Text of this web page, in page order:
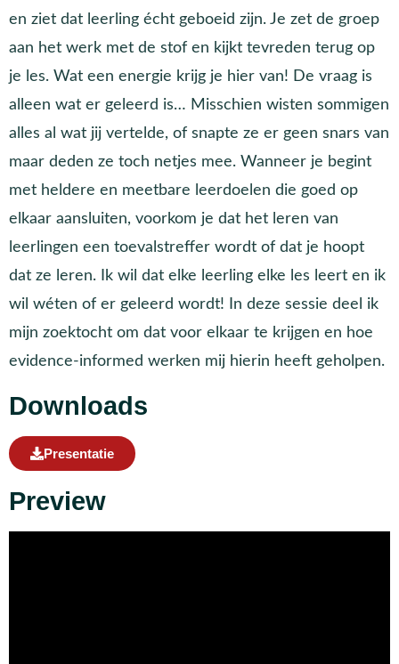
en ziet dat leerling écht geboeid zijn. Je zet de groep
aan het werk met de stof en kijkt tevreden terug op
je les. Wat een energie krijg je hier van! De vraag is
alleen wat er geleerd is… Misschien wisten sommigen
alles al wat jij vertelde, of snapte ze er geen snars van
maar deden ze toch netjes mee. Wanneer je begint
met heldere en meetbare leerdoelen die goed op
elkaar aansluiten, voorkom je dat het leren van
leerlingen een toevalstreffer wordt of dat je hoopt
dat ze leren. Ik wil dat elke leerling elke les leert en ik
wil wéten of er geleerd wordt! In deze sessie deel ik
mijn zoektocht om dat voor elkaar te krijgen en hoe
evidence-informed werken mij hierin heeft geholpen.
Downloads
Presentatie
Preview